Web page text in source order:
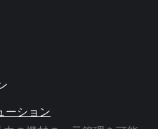
ーション